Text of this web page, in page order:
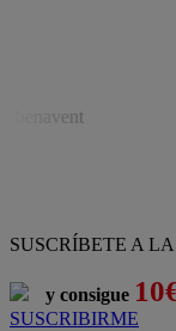
SUSCRÍBETE A
y consigue
SUSCRIBIRME